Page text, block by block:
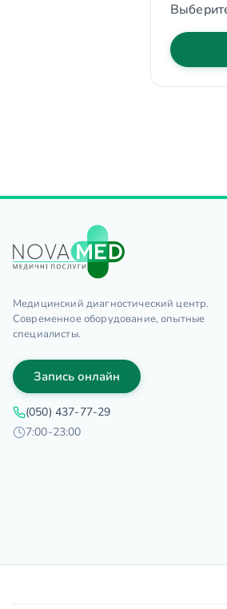
Медицинский диагностический центр.
Современное оборудование, опытные
специалисты.
Запись онлайн
(050) 437-77-29
7:00-23:00